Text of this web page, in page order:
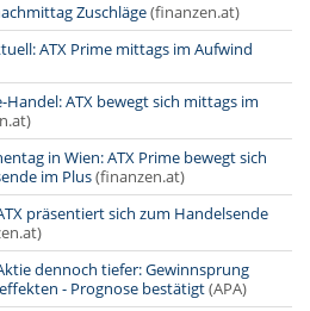
Zuschläge(finanzen.at)
ATX Prime mittags im Aufwind
Handel: ATX bewegt sich mittags im
in Wien: ATX Prime bewegt sich
im Plus(finanzen.at)
präsentiert sich zum Handelsende
dennoch tiefer: Gewinnsprung
- Prognose bestätigt(APA)